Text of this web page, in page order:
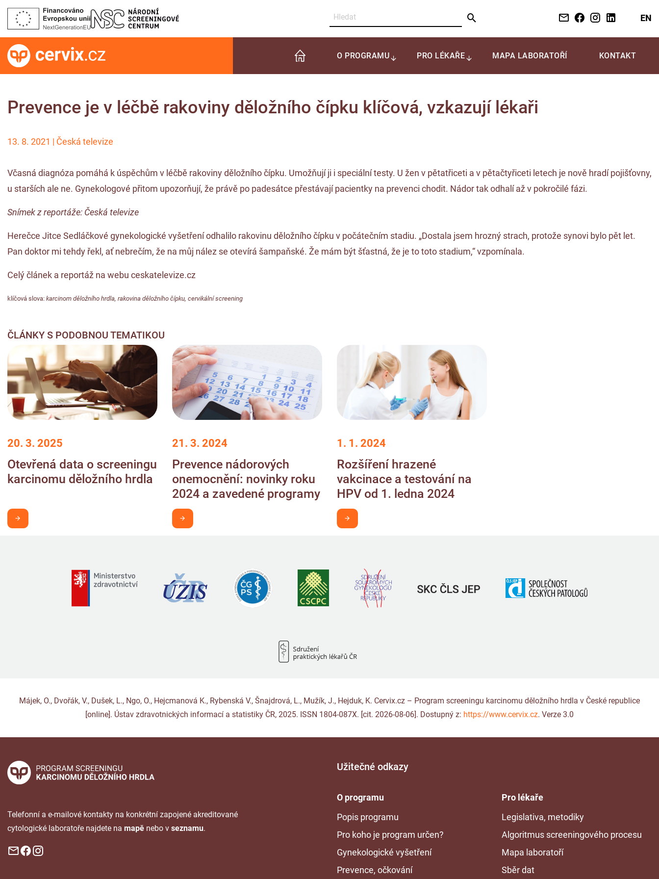
EN
O PROGRAMU PRO LÉKAŘE MAPA LABORATOŘÍ KONTAKT
Prevence je v léčbě rakoviny děložního čípku klíčová, vzkazují lékaři
13. 8. 2021 | Česká televize
Včasná diagnóza pomáhá k úspěchům v léčbě rakoviny děložního čípku. Umožňují ji i speciální testy. U žen v pětatřiceti a v pětačtyřiceti letech je nově hradí pojišťovny,
u starších ale ne. Gynekologové přitom upozorňují, že právě po padesátce přestávají pacientky na prevenci chodit. Nádor tak odhalí až v pokročilé fázi.
Snímek z reportáže: Česká televize
Herečce Jitce Sedláčkové gynekologické vyšetření odhalilo rakovinu děložního čípku v počátečním stadiu. „Dostala jsem hrozný strach, protože synovi bylo pět let.
Pan doktor mi tehdy řekl, ať nebrečím, že na můj nález se otevírá šampaňské. Že mám být šťastná, že je to toto stadium,“ vzpomínala.
Celý článek a reportáž na webu ceskatelevize.cz
klíčová slova: karcinom děložního hrdla, rakovina děložního čípku, cervikální screening
ČLÁNKY S PODOBNOU TEMATIKOU
20. 3. 2025
Otevřená data o screeningu
karcinomu děložního hrdla
21. 3. 2024
Prevence nádorových
onemocnění: novinky roku
2024 a zavedené programy
1. 1. 2024
Rozšíření hrazené
vakcinace a testování na
HPV od 1. ledna 2024
Májek, O., Dvořák, V., Dušek, L., Ngo, O., Hejcmanová K., Rybenská V., Šnajdrová, L., Mužík, J., Hejduk, K. Cervix.cz – Program screeningu karcinomu děložního hrdla v České republice
[online]. Ústav zdravotnických informací a statistiky ČR, 2025. ISSN 1804-087X. [cit. 2026-08-06]. Dostupný z: https://www.cervix.cz. Verze 3.0
Telefonní a e-mailové kontakty na konkrétní zapojené akreditované
cytologické laboratoře najdete na mapě nebo v seznamu.
Užitečné odkazy
O programu
Popis programu
Pro koho je program určen?
Gynekologické vyšetření
Prevence, očkování
Pro lékaře
Legislativa, metodiky
Algoritmus screeningového procesu
Mapa laboratoří
Sběr dat